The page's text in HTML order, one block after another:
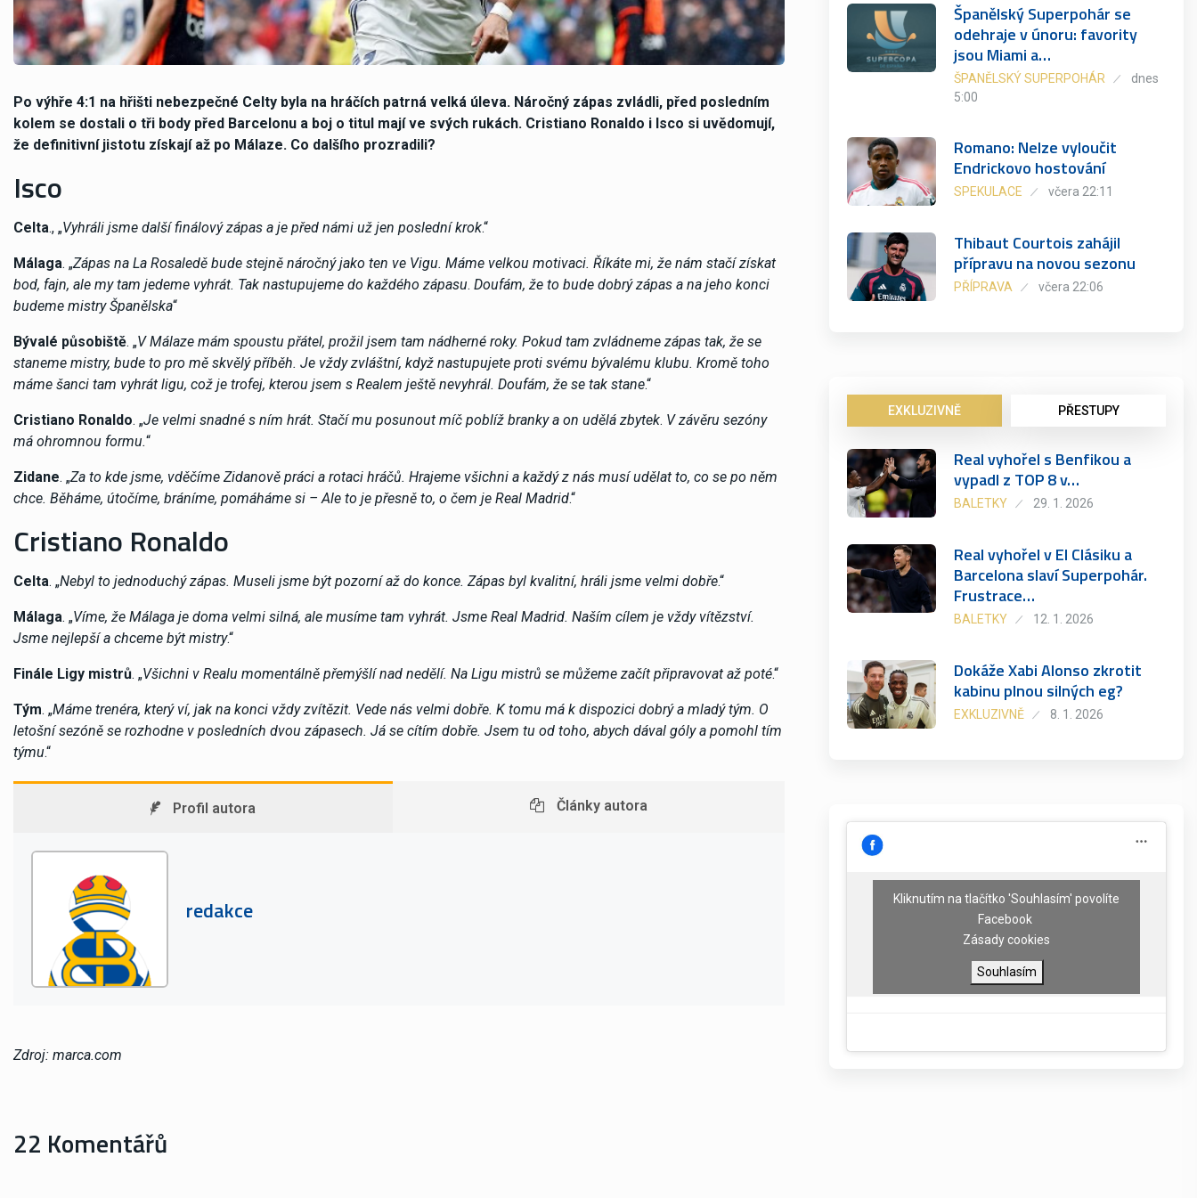
Po výhře 4:1 na hřišti nebezpečné Celty byla na hráčích patrná velká úleva. Náročný zápas zvládli, před posledním
kolem se dostali o tři body před Barcelonu a boj o titul mají ve svých rukách. Cristiano Ronaldo i Isco si uvědomují,
že definitivní jistotu získají až po Málaze. Co dalšího prozradili?
Isco
Celta., „Vyhráli jsme další finálový zápas a je před námi už jen poslední krok.“
Málaga. „Zápas na La Rosaledě bude stejně náročný jako ten ve Vigu. Máme velkou motivaci. Říkáte mi, že nám stačí získat
bod, fajn, ale my tam jedeme vyhrát. Tak nastupujeme do každého zápasu. Doufám, že to bude dobrý zápas a na jeho konci
budeme mistry Španělska“
Bývalé působiště. „V Málaze mám spoustu přátel, prožil jsem tam nádherné roky. Pokud tam zvládneme zápas tak, že se
staneme mistry, bude to pro mě skvělý příběh. Je vždy zvláštní, když nastupujete proti svému bývalému klubu. Kromě toho
máme šanci tam vyhrát ligu, což je trofej, kterou jsem s Realem ještě nevyhrál. Doufám, že se tak stane.“
Cristiano Ronaldo. „Je velmi snadné s ním hrát. Stačí mu posunout míč poblíž branky a on udělá zbytek. V závěru sezóny
má ohromnou formu.“
Zidane. „Za to kde jsme, vděčíme Zidanově práci a rotaci hráčů. Hrajeme všichni a každý z nás musí udělat to, co se po něm
chce. Běháme, útočíme, bráníme, pomáháme si – Ale to je přesně to, o čem je Real Madrid.“
Cristiano Ronaldo
Celta. „Nebyl to jednoduchý zápas. Museli jsme být pozorní až do konce. Zápas byl kvalitní, hráli jsme velmi dobře.“
Málaga. „Víme, že Málaga je doma velmi silná, ale musíme tam vyhrát. Jsme Real Madrid. Naším cílem je vždy vítězství.
Jsme nejlepší a chceme být mistry.“
Finále Ligy mistrů. „Všichni v Realu momentálně přemýšlí nad nedělí. Na Ligu mistrů se můžeme začít připravovat až poté.“
Tým. „Máme trenéra, který ví, jak na konci vždy zvítězit. Vede nás velmi dobře. K tomu má k dispozici dobrý a mladý tým. O
letošní sezóně se rozhodne v posledních dvou zápasech. Já se cítím dobře. Jsem tu od toho, abych dával góly a pomohl tím
týmu.“
Profil autora Články autora
redakce
Zdroj: marca.com
22 Komentářů
Španělský Superpohár se
odehraje v únoru: favority
jsou Miami a…
ŠPANĚLSKÝ SUPERPOHÁR
dnes
5:00
Romano: Nelze vyloučit
Endrickovo hostování
SPEKULACE včera 22:11
Thibaut Courtois zahájil
přípravu na novou sezonu
PŘÍPRAVA včera 22:06
EXKLUZIVNĚ PŘESTUPY
Real vyhořel s Benfikou a
vypadl z TOP 8 v…
BALETKY 29. 1. 2026
Real vyhořel v El Clásiku a
Barcelona slaví Superpohár.
Frustrace…
BALETKY 12. 1. 2026
Dokáže Xabi Alonso zkrotit
kabinu plnou silných eg?
EXKLUZIVNĚ 8. 1. 2026
Kliknutím na tlačítko 'Souhlasím' povolíte
Facebook
Zásady cookies
Souhlasím